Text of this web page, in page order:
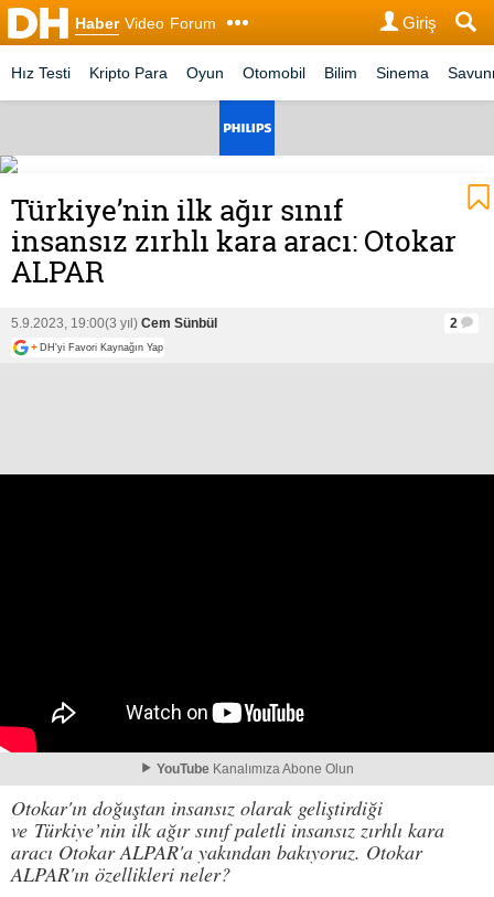
Haber Video Forum Giriş
Hız Testi Kripto Para Oyun Otomobil Bilim Sinema
Türkiye’nin ilk ağır sınıf
insansız zırhlı kara aracı: Otokar
ALPAR
5.9.2023, 19:00(3 yıl) Cem Sünbül 2
+ DH'yi Favori Kaynağın Yap
YouTube Kanalımıza Abone Olun
Otokar'ın doğuştan insansız olarak geliştirdiği
ve Türkiye’nin ilk ağır sınıf paletli insansız zırhlı kara
aracı Otokar ALPAR'a yakından bakıyoruz. Otokar
ALPAR'ın özellikleri neler?